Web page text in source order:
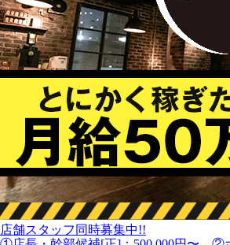
店舗スタッフ同時募集中!!